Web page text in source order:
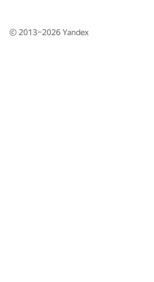
© 2013–2026Yandex